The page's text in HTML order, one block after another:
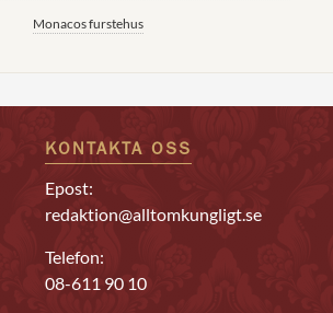
Monacos furstehus
KONTAKTA OSS
Epost:
redaktion@alltomkungligt.se
Telefon:
08-611 90 10